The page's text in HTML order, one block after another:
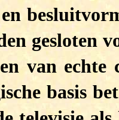
gesloten
van
basis